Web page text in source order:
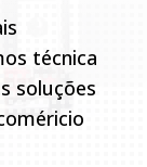
técnica
soluções